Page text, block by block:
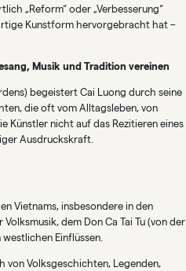
„Reform“ oder „Verbesserung“
Kunstform hervorgebracht hat –
Musik und Tradition vereinen
begeistert Cai Luong durch seine
die oft vom Alltagsleben, von
Künstler nicht auf das Rezitieren eines
Ausdruckskraft.
Vietnams, insbesondere in den
dem Don Ca Tai Tu (von der
Einflüssen.
von Volksgeschichten, Legenden,